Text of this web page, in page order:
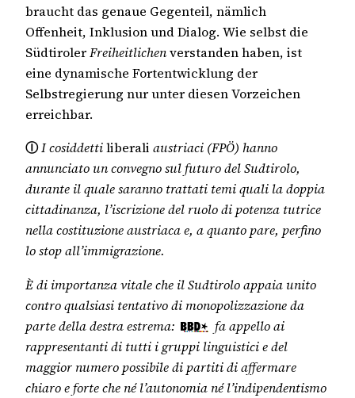
braucht das genaue Gegenteil, nämlich
Offenheit, Inklusion und Dialog. Wie selbst die
SüdtirolerFreiheitlichenverstanden haben, ist
eine dynamische Fortentwicklung der
Selbstregierung nur unter diesen Vorzeichen
erreichbar.
ⒾI cosiddettiliberali austriaci (FPÖ) hanno
annunciato un convegno sul futuro del Sudtirolo,
durante il quale saranno trattati temi quali la doppia
cittadinanza, l’iscrizione del ruolo di potenza tutrice
nella costituzione austriaca e, a quanto pare, perfino
lo stop all’immigrazione.
È di importanza vitale che il Sudtirolo appaia unito
contro qualsiasi tentativo di monopolizzazione da
parte della destra estrema:
fa appello ai
rappresentanti di tutti i gruppi linguistici e del
maggior numero possibile di partiti di affermare
chiaro e forte che né l’autonomia né l’indipendentismo